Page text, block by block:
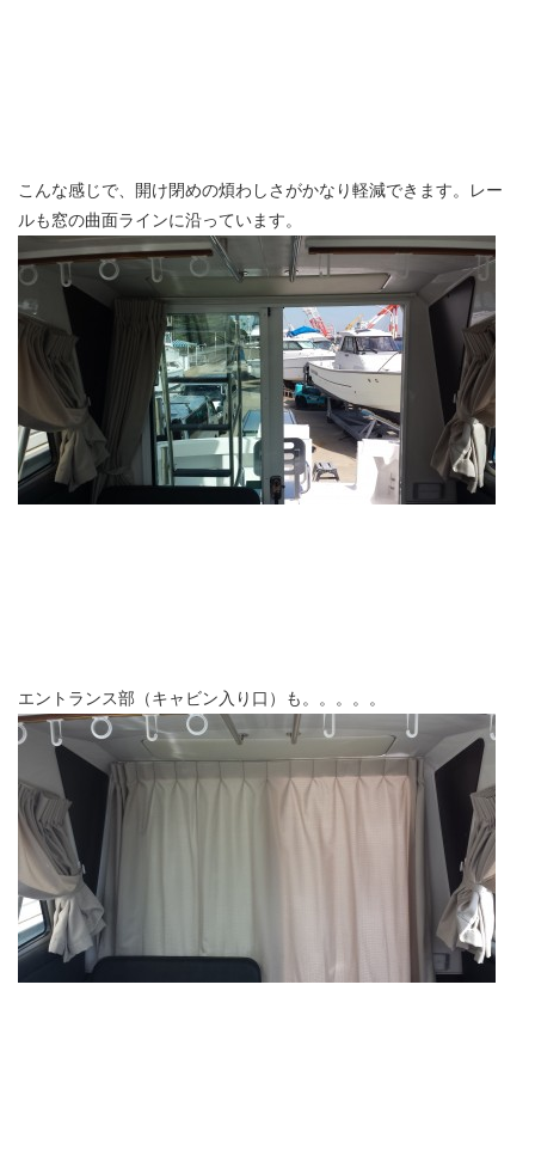
こんな感じで、開け閉めの煩わしさがかなり軽減できます。レー
ルも窓の曲面ラインに沿っています。
エントランス部（キャビン入り口）も。。。。。